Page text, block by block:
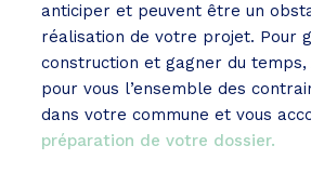
anticiper et peuvent être un
réalisation de votre projet. Pour
construction et gagner du
pour vous l’ensemble des
dans votre commune et vous
préparation de votre dossier.